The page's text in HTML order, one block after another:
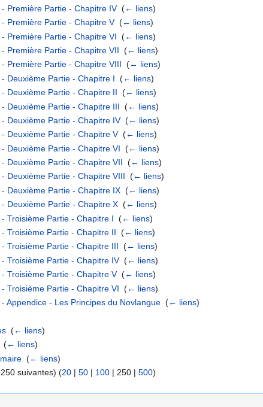
Première Partie - Chapitre IV‎(← liens)
Première Partie - Chapitre V‎(← liens)
Première Partie - Chapitre VI ‎(← liens)
Première Partie - Chapitre VII ‎(← liens)
Première Partie - Chapitre VIII ‎(← liens)
Deuxième Partie - Chapitre I ‎(← liens)
Deuxième Partie - Chapitre II ‎(← liens)
Deuxième Partie - Chapitre III ‎(← liens)
Deuxième Partie - Chapitre IV‎(← liens)
Deuxième Partie - Chapitre V‎(← liens)
Deuxième Partie - Chapitre VI ‎(← liens)
Deuxième Partie - Chapitre VII ‎(← liens)
Deuxième Partie - Chapitre VIII ‎(← liens)
Deuxième Partie - Chapitre IX ‎(← liens)
Deuxième Partie - Chapitre X ‎(← liens)
Troisième Partie - Chapitre I ‎(← liens)
Troisième Partie - Chapitre II ‎(← liens)
Troisième Partie - Chapitre III ‎(← liens)
Troisième Partie - Chapitre IV‎(← liens)
Troisième Partie - Chapitre V‎(← liens)
Troisième Partie - Chapitre VI ‎(← liens)
Appendice - Les Principes du Novlangue ‎(← liens)
‎(← liens)
‎(← liens)
‎(← liens)
250 suivantes) (20 | 50 | 100 | 250 | 500)